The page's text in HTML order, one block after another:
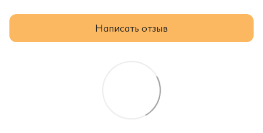
Написать отзыв